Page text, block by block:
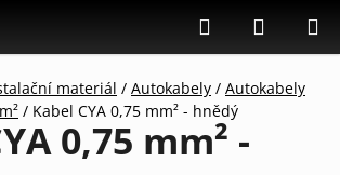
Hledat
KOŠÍK
materiál / Autokabely / Autokabely
/ Kabel CYA 0,75 mm² - hnědý
0,75 mm² -